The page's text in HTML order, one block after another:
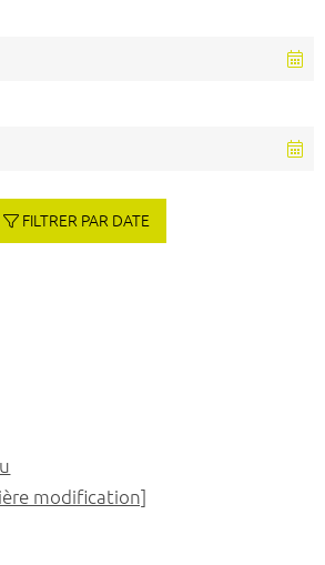
FILTRER PAR DATE
modification]